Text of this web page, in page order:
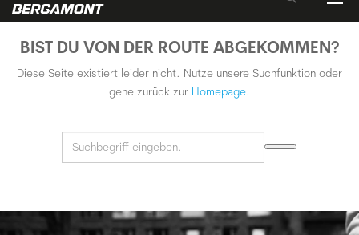
BIST DU VON DER ROUTE ABGEKOMMEN?
Diese Seite existiert leider nicht. Nutze unsere Suchfunktion oder
gehe zurück zur Homepage.